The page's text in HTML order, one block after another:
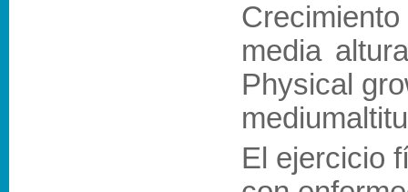
media
Physical
El ejercicio